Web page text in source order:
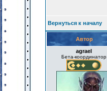
Вернуться к началу
Автор
agrael
Бета-координатор